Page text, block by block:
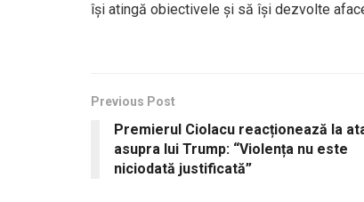
își atingă obiectivele și să își dezvolte
Previous Post
Premierul Ciolacu reacționează la
asupra lui Trump: “Violența nu este
niciodată justificată”